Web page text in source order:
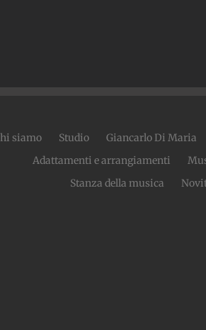
siamo Studio Giancarlo Di Maria
Adattamenti e arrangiamenti
Stanza della musica